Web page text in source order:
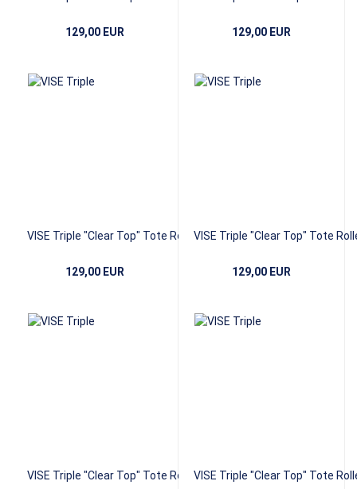
129,00 EUR
129,00 EUR
VISE Triple "Clear Top" Tote Roller -
129,00 EUR
VISE Triple "Clear Top" Tote
129,00 EUR
VISE Triple "Clear Top" Tote Roller -VISE Triple "Clear Top" Tote